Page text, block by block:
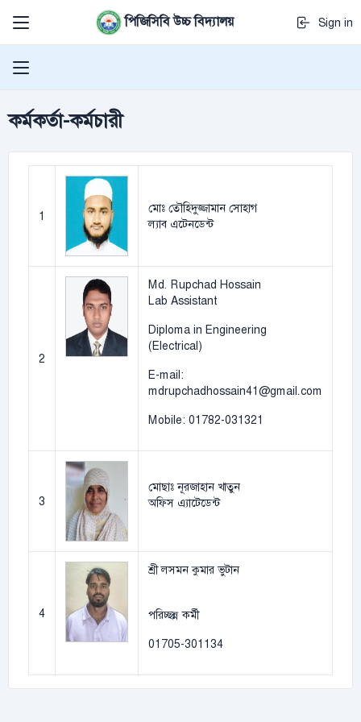
পিজিসিবি উচ্চ বিদ্যালয় Sign in
কর্মকর্তা-কর্মচারী
1
মোঃ তৌহিদুজ্জামান সোহাগ
ল্যাব এটেনডেন্ট
2
Md. Rupchad Hossain
Lab Assistant
Diploma in Engineering
(Electrical)
E-mail:
mdrupchadhossain41@gmail.com
Mobile: 01782-031321
3
মোছাঃ নূরজাহান খাতুন
অফিস এ্যাটেডেন্ট
4
শ্রী লসমন কুমার ভুটান
পরিচ্ছন্ন কর্মী
01705-301134